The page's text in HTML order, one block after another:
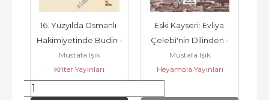
16. Yüzyılda Osmanlı
Hakimiyetinde Budin -
Mustafa Işık
Kriter Yayınları
Eski Kayseri: Evliya
Çelebi'nin Dilinden -
Mustafa Işık
Heyamola Yayınları